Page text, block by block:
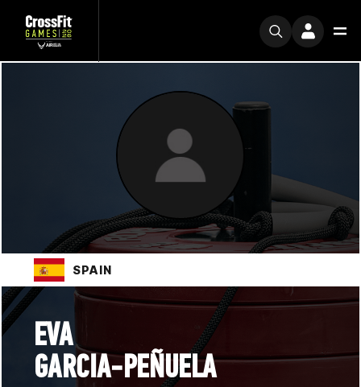
SPAIN
EVA
GARCIA-PEÑUELA